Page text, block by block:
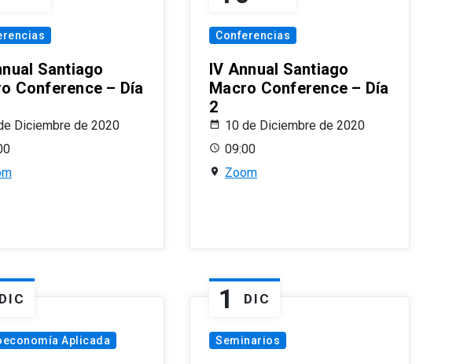
Santiago
Conference – Día
Diciembre de 2020
Conferencias
IV Annual Santiago
Macro Conference – Día
2
10 de Diciembre de 2020
09:00
Zoom
DIC
Aplicada
1 DIC
Seminarios